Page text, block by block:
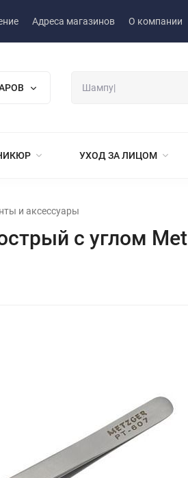
Адреса магазинов О компании
УХОД ЗА ЛИЦОМ
и аксессуары
с углом